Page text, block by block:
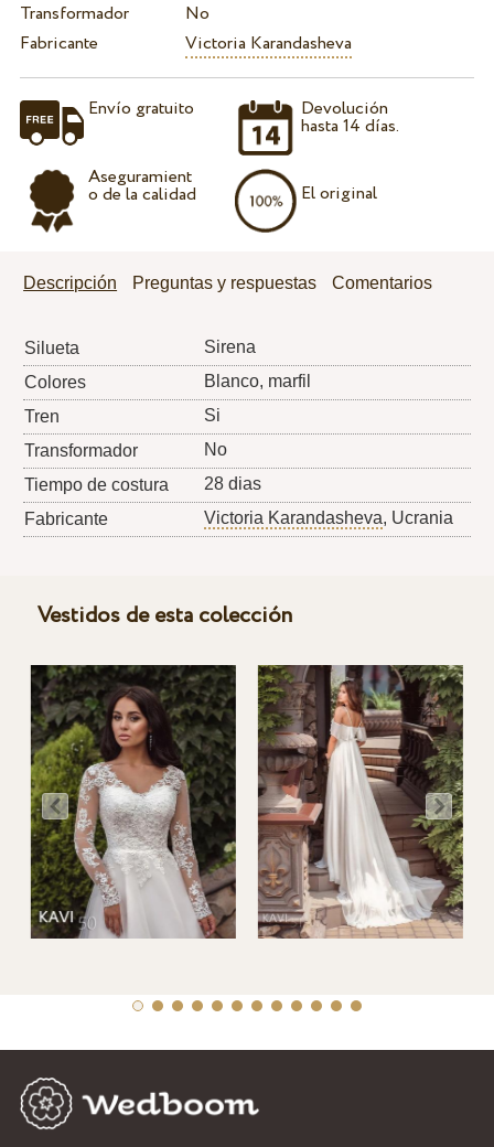
Transformador
No
Fabricante
Victoria Karandasheva
Envío gratuito
Aseguramient
o de la calidad
Devolución
hasta 14 días.
El original
Descripción Preguntas y respuestas Comentarios
Silueta
Sirena
Colores
Blanco, marfil
Tren
Si
Transformador
No
Tiempo de costura
28 dias
Fabricante
Victoria Karandasheva, Ucrania
Vestidos de esta colección